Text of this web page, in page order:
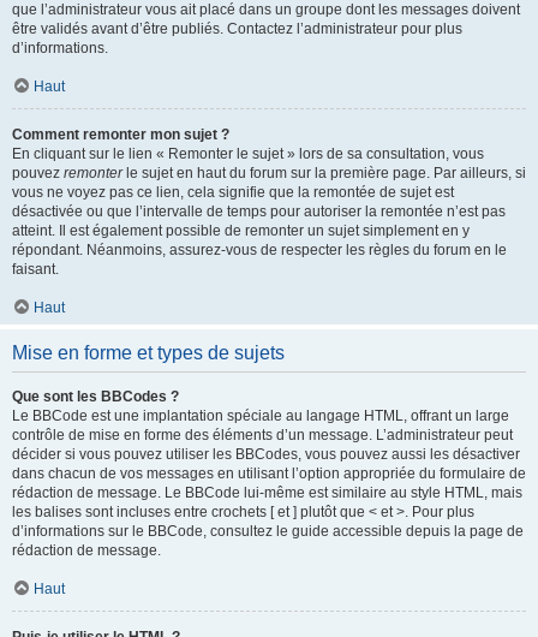
que l’administrateur vous ait placé dans un groupe dont les messages doivent
être validés avant d’être publiés. Contactez l’administrateur pour plus
d’informations.
Haut
Comment remonter mon sujet ?
En cliquant sur le lien « Remonter le sujet » lors de sa consultation, vous
pouvez remonterle sujet en haut du forum sur la première page. Par ailleurs, si
vous ne voyez pas ce lien, cela signifie que la remontée de sujet est
désactivée ou que l’intervalle de temps pour autoriser la remontée n’est pas
atteint. Il est également possible de remonter un sujet simplement en y
répondant. Néanmoins, assurez-vous de respecter les règles du forum en le
faisant.
Haut
Mise en forme et types de sujets
Que sont les BBCodes ?
Le BBCode est une implantation spéciale au langage HTML, offrant un large
contrôle de mise en forme des éléments d’un message. L’administrateur peut
décider si vous pouvez utiliser les BBCodes, vous pouvez aussi les désactiver
dans chacun de vos messages en utilisant l’option appropriée du formulaire de
rédaction de message. Le BBCode lui-même est similaire au style HTML, mais
les balises sont incluses entre crochets [ et ] plutôt que < et >. Pour plus
d’informations sur le BBCode, consultez le guide accessible depuis la page de
rédaction de message.
Haut